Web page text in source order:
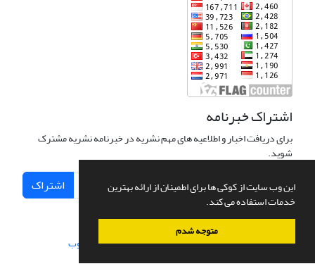
این وب سایت از کوکی ها برای اطمینان از ارائه بهترین
خدمات استفاده می کند.
متوجه شدم
اشتراک خبرنامه
برای دریافت اخبار و اطلاعیه های مهم نشریه در خبرنامه نشریه مشترک
شوید.
اشتراک
سامانه مدیریت نشریات علمی.طراحی و پیاده سازی از سیناوب